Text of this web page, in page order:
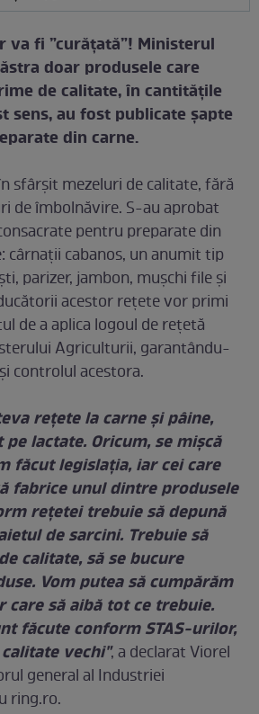
va fi ”curățată”! Ministerul
doar produsele care
de calitate, în cantitățile
sens, au fost publicate șapte
din carne.
sfârșit mezeluri de calitate, fără
de îmbolnăvire. S-au aprobat
pentru preparate din
cârnații cabanos, un anumit tip
parizer, jambon, mușchi file și
acestor rețete vor primi
de a aplica logoul de rețetă
Agriculturii, garantându-
controlul acestora.
rețete la carne și pâine,
lactate. Oricum, se mișcă
făcut legislația, iar cei care
fabrice unul dintre produsele
rețetei trebuie să depună
de sarcini. Trebuie să
calitate, să se bucure
Vom putea să cumpărăm
care să aibă tot ce trebuie.
făcute conform STAS-urilor,
vechi", a declarat Viorel
general al Industriei
ring.ro.